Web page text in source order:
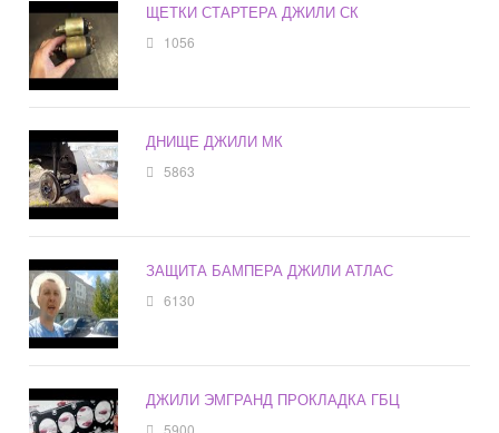
ЩЕТКИ СТАРТЕРА ДЖИЛИ СК
1056
ДНИЩЕ ДЖИЛИ МК
5863
ЗАЩИТА БАМПЕРА ДЖИЛИ АТЛАС
6130
ДЖИЛИ ЭМГРАНД ПРОКЛАДКА ГБЦ
5900